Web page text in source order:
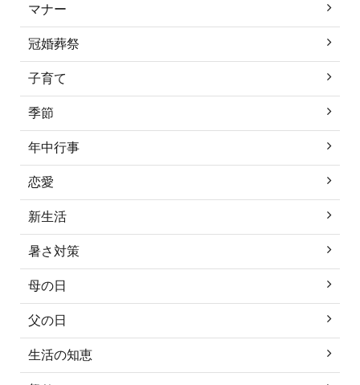
マナー
冠婚葬祭
子育て
季節
年中行事
恋愛
新生活
暑さ対策
母の日
父の日
生活の知恵